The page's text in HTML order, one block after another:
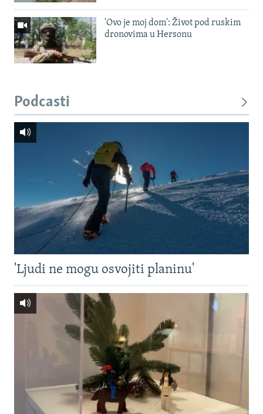
'Ovo je moj dom': Život pod ruskim
dronovima u Hersonu
Podcasti
'Ljudi ne mogu osvojiti planinu'